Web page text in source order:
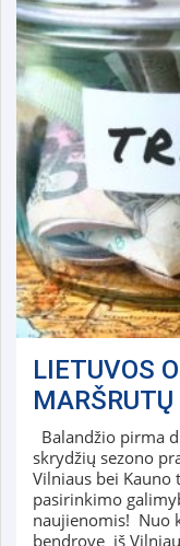
LIETUVOS
Balandžio pirma
skrydžių sezono
Vilniaus bei Kauno
pasirinkimo
naujienomis! Nuo
bendrove iš